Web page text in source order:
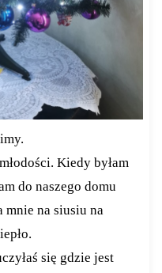
Kiedy byłam
do naszego domu
mnie na siusiu na
się gdzie jest